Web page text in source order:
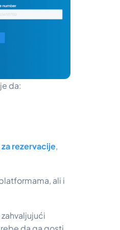
da:
rezervacije,
ali i